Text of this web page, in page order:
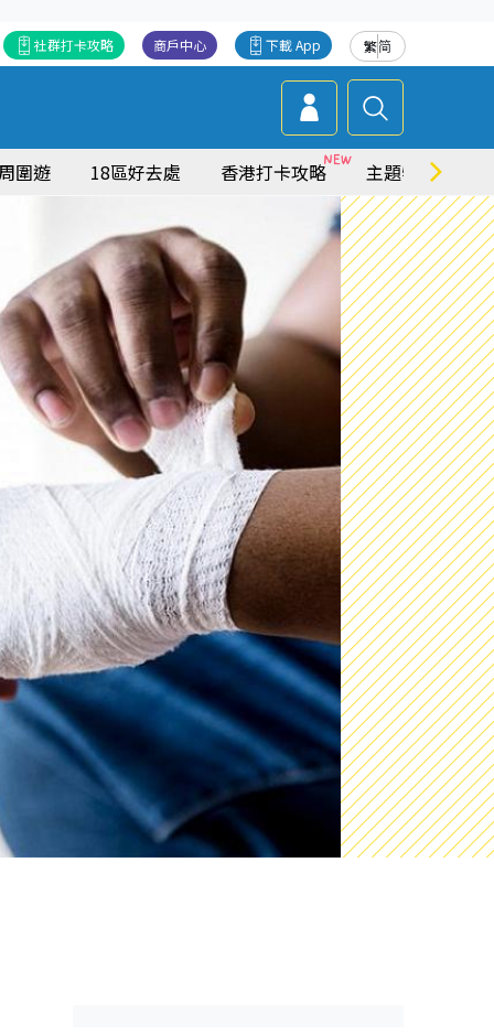
繁简
下載 App
商戶中心
社群打卡攻略
圍遊 18區好去處 香港打卡攻略 主題特集